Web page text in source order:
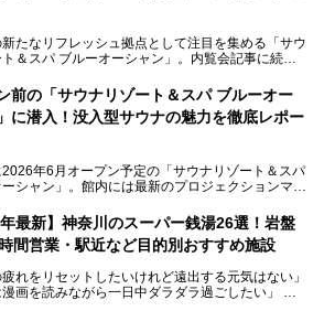
たなリフレッシュ拠点として注目を集める「サウ
＆スパ ブルーオーシャン」。内覧会記事に続
や水風呂の気持ちよさはもちろん、リラックスス
ごしやすさまで徹底チェック。新横浜エリアで日
リセットしたい人、ライブやスポーツ観戦遠征組
。
前の「サウナリゾート＆スパ ブルーオー
に潜入！没入型サウナの魅力を徹底レポー
年6月オープン予定の「サウナリゾート＆スパ
シャン」。館内には最新のプロジェクションマッ
感（イマーシブ）”を体験できます。
そんな大注目の施設に一足先にお邪魔し、その全貌
せていただきました！
年最新】神奈川のスーパー銭湯26選！岩盤
間営業・駅近など目的別おすすめ施設
疲れをリセットしたいけれど遠出する元気はない」
漫画を読みながら一日中ダラダラ過ごしたい」